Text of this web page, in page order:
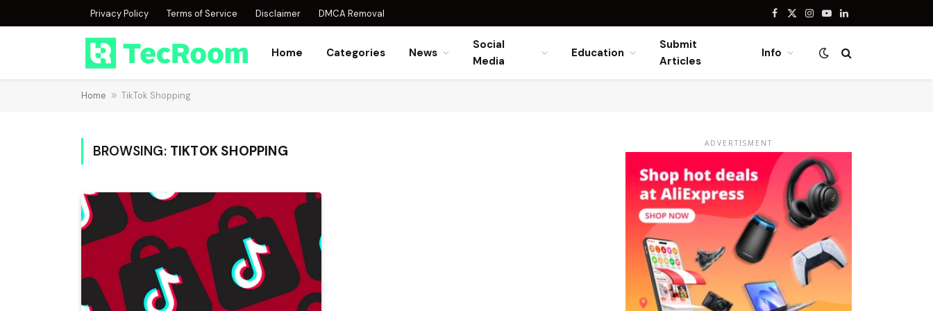
Privacy Policy Terms of Service Disclaimer DMCA Removal Facebook
X
Instagram
YouTubeLinkedIn
Home Categories News
Social
Media
Education
Submit
Articles
Info
Home » TikTok Shopping
BROWSING: TIKTOK SHOPPING ADVERTISMENT